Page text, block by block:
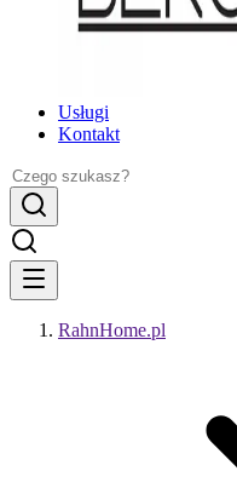
Usługi
Kontakt
RahnHome.pl